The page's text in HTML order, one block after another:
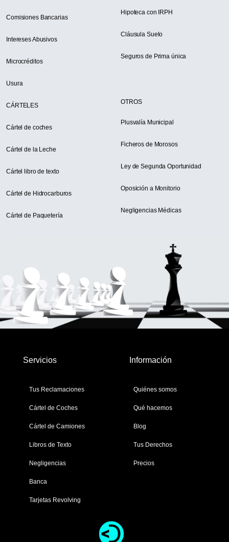
Comisiones Bancarias
Intereses Abusivos
Microcréditos
Usura
Hipoteca con IRPH
Cláusula Suelo
Seguros de Prima única
CÁRTELES
Cártel de coches
Cártel de la Leche
Cártel libro de texto
Cártel de Hidrocarburos
Cártel de Paquetería
OTROS
Plusvalía Municipal
Ficheros de Morosos
Ley de Segunda Oportunidad
Oposición a Monitorio
Negligencias Médicas
Servicios
Tus Reclamaciones
Cártel de Coches
Cártel de Camiones
Libros de Texto
Negligencias
Banca
Tarjetas Revolving
Información
Quiénes somos
Qué hacemos
Blog
Tus Derechos
Precios